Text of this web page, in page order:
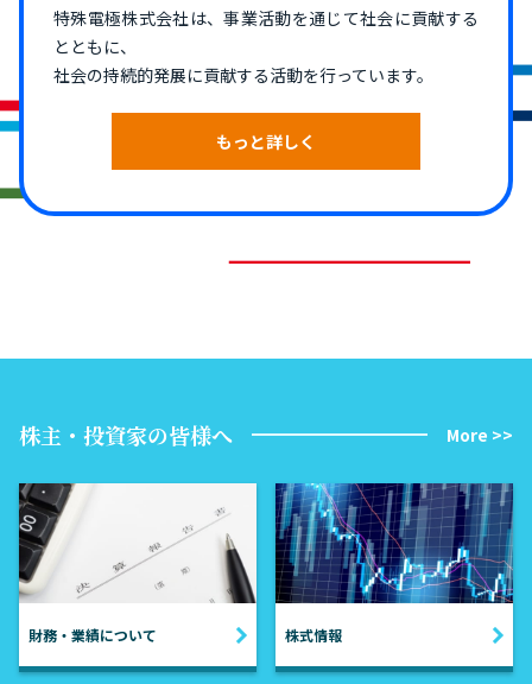
特殊電極株式会社は、事業活動を通じて社会に貢献する
とともに、
社会の持続的発展に貢献する活動を行っています。
もっと詳しく
株主・投資家の皆様へ More >>
財務・業績について 株式情報